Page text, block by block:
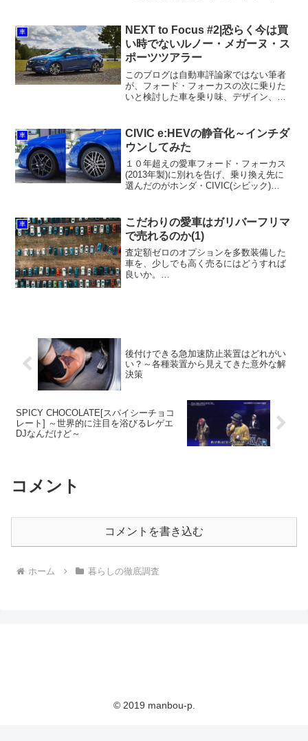
る。判断基準とするフォード・フォーカ
スは2013年製。7代目フ...
車
NEXT to Focus #2|恐らく今は買
い時でないルノー・メガーヌ・ス
ポーツツアラー
このブログは自動車評論家ではない筆者
が、フォード・フォーカスの次に乗りた
いと検討した車を乗り味、デザイン、使
る。判断基準とするフォード・フォーカ
スは2013年製。7代目フ...
車
CIVIC e:HEVの静音化～インチダ
ウンしてみた
１０年超えの愛車フォード・フォーカス
(2013年製)に別れを告げ、乗り換え先に
選んだのがホンダ・CIVIC(シビック)
て、唯一フォーカスの走りを上回った車
なのだ(B...
車
こだわりの愛車はガリバーフリマ
で売れるのか(1)
査定額ゼロのオプションを多数装備した
車を、少しでも高く売るにはどうすれば
良いか。
後付けできる急加速防止装置はどれがい
い？～各種装置から見えてきた意外な解
決策
SPICY CHOCOLATE[スパイシーチョコ
レート] ～世界的に注目を浴びるレゲエ
DJなんだけど～
コメント
コメントを書き込む
ホーム 暮らしの徹底調査
© 2019 manbou-p.